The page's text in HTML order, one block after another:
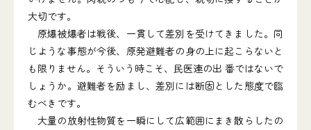
大切です。
原爆被爆者は戦後、一貫して差別を受けてきました。同
じような事態が今後、原発避難者の身の上に起こらないと
も限りません。そういう時こそ、民医連の出 番ではないで
しょうか。避難者を励まし、差別には断固とした態度で臨
むべきです。
大量の放射性物質を一瞬にして広範囲にまき散らしたの